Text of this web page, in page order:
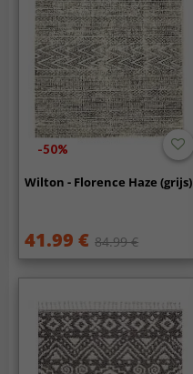
-50%
Wilton - Florence Haze (grijs)
41.99 € 84.99 €